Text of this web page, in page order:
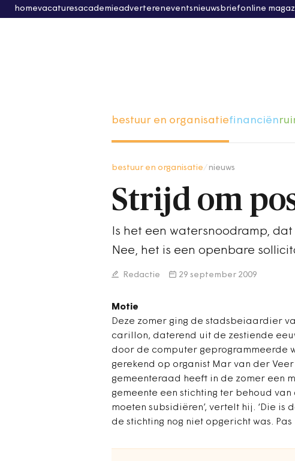
homevacaturesacademieadvertereneventsnieuwsbriefonline
bestuur en organisatiefinanciën
bestuur en organisatie nieuws
Strijd om
Is het een watersnoodramp,
Nee, het is een openbare
Redactie 29 september 2009
Motie
Deze zomer ging de stadsbeiaardier
carillon, daterend uit de zestiende
door de computer geprogrammeerde
gerekend op organist Mar van der
gemeenteraad heeft in de zomer een
gemeente een stichting ter behoud
moeten subsidiëren’, vertelt hij. ‘Die
de stichting nog niet opgericht was. Pas